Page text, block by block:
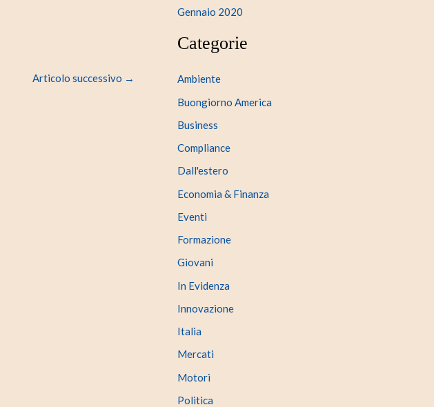
Articolo successivo →
Gennaio 2020
Categorie
Ambiente
Buongiorno America
Business
Compliance
Dall'estero
Economia & Finanza
Eventi
Formazione
Giovani
In Evidenza
Innovazione
Italia
Mercati
Motori
Politica